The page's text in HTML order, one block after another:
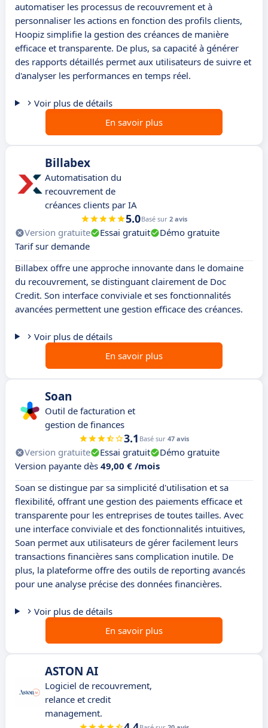
automatiser les processus de recouvrement et à
personnaliser les actions en fonction des profils clients,
Hoopiz simplifie la gestion des créances de manière
efficace et transparente. De plus, sa capacité à générer
des rapports détaillés permet aux utilisateurs de suivre et
d'analyser les performances en temps réel.
Voir plus de détails
En savoir plus
Billabex
Automatisation du
recouvrement de
créances clients par IA
5.0Basé sur 2 avis
Version gratuite Essai gratuit
Démo gratuite
Tarif sur demande
Billabex offre une approche innovante dans le domaine
du recouvrement, se distinguant clairement de Doc
Credit. Son interface conviviale et ses fonctionnalités
avancées permettent une gestion efficace des créances.
Voir plus de détails
En savoir plus
Soan
Outil de facturation et
gestion de finances
3.1 Basé sur 47 avis
Version gratuite Essai gratuit
Démo gratuite
Version payante dès 49,00 € /mois
Soan se distingue par sa simplicité d'utilisation et sa
flexibilité, offrant une gestion des paiements efficace et
transparente pour les entreprises de toutes tailles. Avec
une interface conviviale et des fonctionnalités intuitives,
Soan permet aux utilisateurs de gérer facilement leurs
transactions financières sans complication inutile. De
plus, la plateforme offre des outils de reporting avancés
pour une analyse précise des données financières.
Voir plus de détails
En savoir plus
ASTON AI
Logiciel de recouvrement,
relance et credit
management.